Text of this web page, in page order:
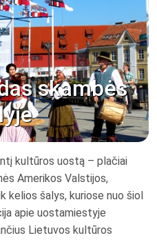
skambės
kultūros uostą – plačiai
Amerikos Valstijos,
kelios šalys, kuriose nuo šiol
apie uostamiestyje
Lietuvos kultūros